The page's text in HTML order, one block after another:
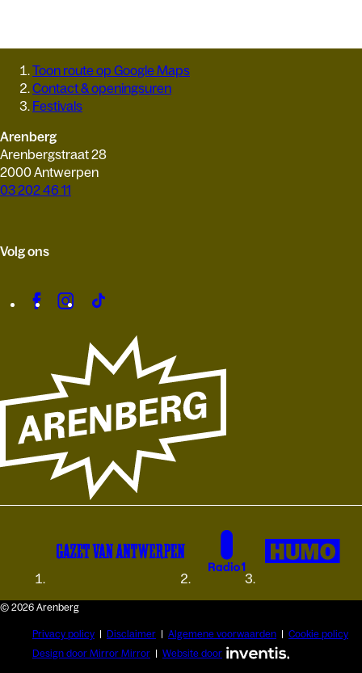
Toon route op Google Maps
Contact & openingsuren
Festivals
Arenberg
Arenbergstraat 28
2000 Antwerpen
03 202 46 11
Volg ons
© 2026 Arenberg
Privacy policy Disclaimer Algemene voorwaarden
Cookie policy
Design door Mirror Mirror
Website door